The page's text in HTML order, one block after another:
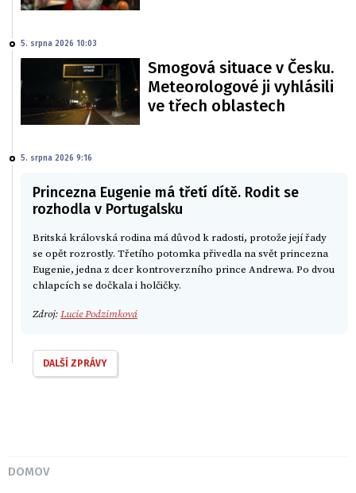
5. srpna 2026 10:03
Smogová situace v Česku.
Meteorologové ji vyhlásili
ve třech oblastech
5. srpna 2026 9:16
Princezna Eugenie má třetí dítě. Rodit se
rozhodla v Portugalsku
Britská královská rodina má důvod k radosti, protože její řady
se opět rozrostly. Třetího potomka přivedla na svět princezna
Eugenie, jedna z dcer kontroverzního prince Andrewa. Po dvou
chlapcích se dočkala i holčičky.
Zdroj:Lucie Podzimková
DALŠÍ ZPRÁVY
DOMOV